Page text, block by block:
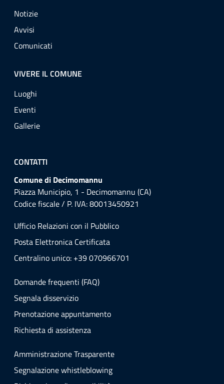
Notizie
Avvisi
Comunicati
VIVERE IL COMUNE
Luoghi
Eventi
Gallerie
CONTATTI
Comune di Decimomannu
Piazza Municipio, 1 - Decimomannu (CA)
Codice fiscale / P. IVA: 80013450921
Ufficio Relazioni con il Pubblico
Posta Elettronica Certificata
Centralino unico: +39 070966701
Domande frequenti (FAQ)
Segnala disservizio
Prenotazione appuntamento
Richiesta di assistenza
Amministrazione Trasparente
Segnalazione whistleblowing